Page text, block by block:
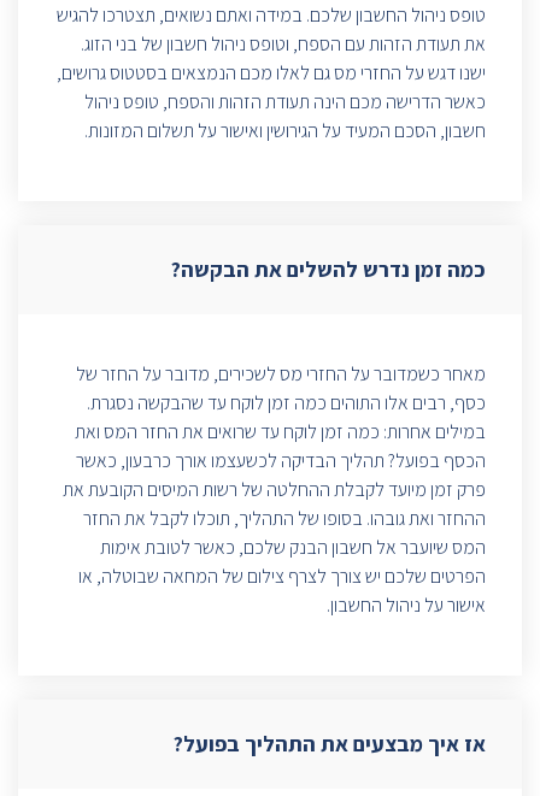
טופס ניהול החשבון שלכם. במידה ואתם נשואים, תצטרכו להגיש
את תעודת הזהות עם הספח, וטופס ניהול חשבון של בני הזוג.
ישנו דגש על החזרי מס גם לאלו מכם הנמצאים בסטטוס גרושים,
כאשר הדרישה מכם הינה תעודת הזהות והספח, טופס ניהול
חשבון, הסכם המעיד על הגירושין ואישור על תשלום המזונות.
כמה זמן נדרש להשלים את הבקשה?
מאחר כשמדובר על החזרי מס לשכירים, מדובר על החזר של
כסף, רבים אלו התוהים כמה זמן לוקח עד שהבקשה נסגרת.
במילים אחרות: כמה זמן לוקח עד שרואים את החזר המס ואת
הכסף בפועל? תהליך הבדיקה לכשעצמו אורך כרבעון, כאשר
פרק זמן מיועד לקבלת ההחלטה של רשות המיסים הקובעת את
ההחזר ואת גובהו. בסופו של התהליך, תוכלו לקבל את החזר
המס שיועבר אל חשבון הבנק שלכם, כאשר לטובת אימות
הפרטים שלכם יש צורך לצרף צילום של המחאה שבוטלה, או
אישור על ניהול החשבון.
אז איך מבצעים את התהליך בפועל?